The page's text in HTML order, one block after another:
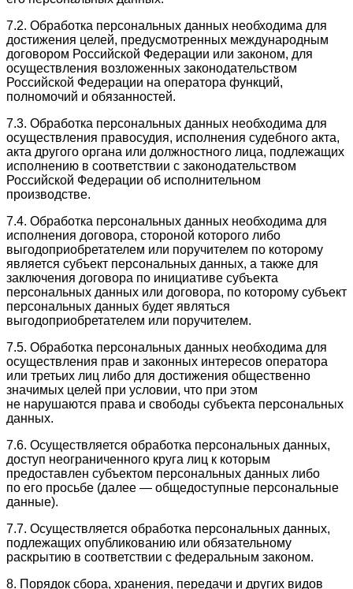
7.2. Обработка персональных данных необходима для
достижения целей, предусмотренных международным
договором Российской Федерации или законом, для
осуществления возложенных законодательством
Российской Федерации на оператора функций,
полномочий и обязанностей.
7.3. Обработка персональных данных необходима для
осуществления правосудия, исполнения судебного акта,
акта другого органа или должностного лица, подлежащих
исполнению в соответствии с законодательством
Российской Федерации об исполнительном
производстве.
7.4. Обработка персональных данных необходима для
исполнения договора, стороной которого либо
выгодоприобретателем или поручителем по которому
является субъект персональных данных, а также для
заключения договора по инициативе субъекта
персональных данных или договора, по которому субъект
персональных данных будет являться
выгодоприобретателем или поручителем.
7.5. Обработка персональных данных необходима для
осуществления прав и законных интересов оператора
или третьих лиц либо для достижения общественно
значимых целей при условии, что при этом
не нарушаются права и свободы субъекта персональных
данных.
7.6. Осуществляется обработка персональных данных,
доступ неограниченного круга лиц к которым
предоставлен субъектом персональных данных либо
по его просьбе (далее — общедоступные персональные
данные).
7.7. Осуществляется обработка персональных данных,
подлежащих опубликованию или обязательному
раскрытию в соответствии с федеральным законом.
8. Порядок сбора, хранения, передачи и других видов